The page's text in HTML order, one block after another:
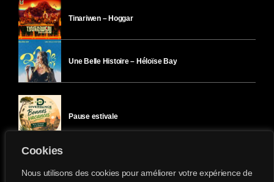
Cookies
Nous utilisons des cookies pour améliorer votre expérience de
Tinariwen – Hoggar
Une Belle Histoire – Héloïse Bay
Pause estivale